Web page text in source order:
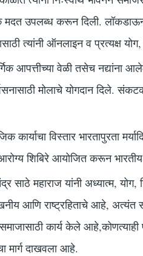
उपलब्ध करून दिली.
त्यांनी ऑनलाइन व प्रत्यक्ष
आपत्तीच्या वेळी तसेच नद्यांना
मोलाचे योगदान दिले.
कार्याचा विस्तार भारतापुरता
शिबिरे आयोजित करून
साठे महाराज यांनी अध्यात्म,
आणि राष्ट्रहिताचे आहे, अत्यंत
कार्य केले
मार्ग दाखवला आहे.